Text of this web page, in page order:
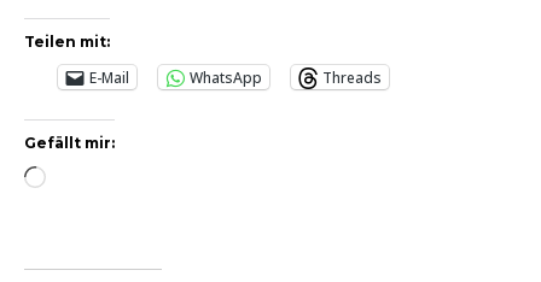
Teilen mit:
E-Mail WhatsApp Threads
Gefällt mir:
Wird geladen …